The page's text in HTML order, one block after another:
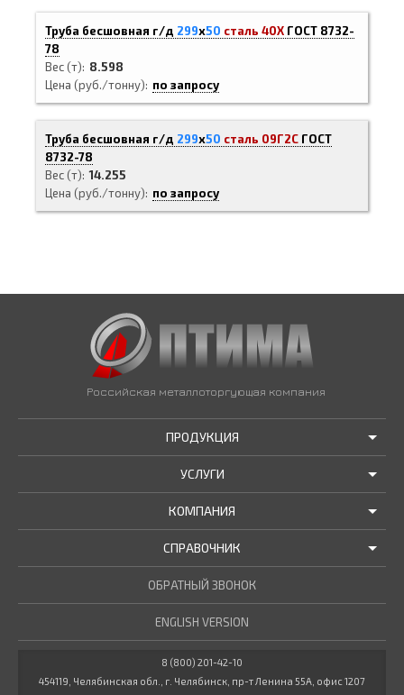
Труба бесшовная г/д 299х50 сталь 40Х ГОСТ 8732-
78
Вес (т)
8.598
Цена (руб./тонну)
по запросу
Труба бесшовная г/д 299х50 сталь 09Г2С ГОСТ
8732-78
Вес (т) 14.255
Цена (руб./тонну)
по запросу
Российская металлоторгующая компания
ПРОДУКЦИЯ
АКЦИИ И РАСПРОДАЖИ
ТРУБЫ В НАЛИЧИИ
МЕТАЛЛОПРОКАТ В НАЛИЧИИ
УСЛУГИ
ДОСТАВКА
РЕЗКА В РАЗМЕР
ПРОЧИЕ УСЛУГИ
КОМПАНИЯ
О НАС
НОВОСТИ КОМПАНИИ
СТАТЬИ
ДОКУМЕНТЫ
СПРАВОЧНИК
ГОСТЫ / ТУ
МАРОЧНИК СТАЛЕЙ
КУЛЬКУЛЯТОР МЕТАЛЛУРГА
ОБРАТНЫЙ ЗВОНОК
ENGLISH VERSION
8 (800) 201-42-10
454119, Челябинская обл., г. Челябинск, пр-т Ленина 55А, офис 1207